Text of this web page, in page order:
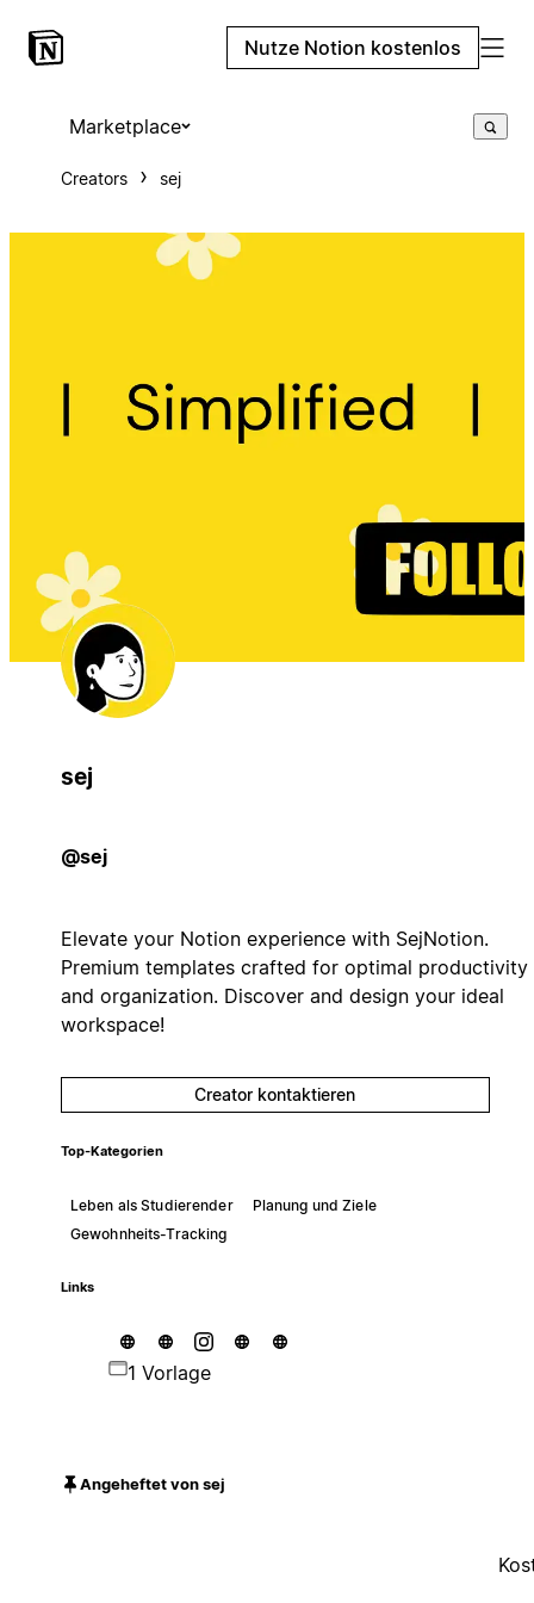
Nutze Notion kostenlos
Marketplace
Creators sej
sej
@sej
Elevate your Notion experience with SejNotion.
Premium templates crafted for optimal productivity
and organization. Discover and design your ideal
workspace!
Creator kontaktieren
Top-Kategorien
Leben als Studierender
Planung und Ziele
Gewohnheits-Tracking
Links
1 Vorlage
Angeheftet von sej